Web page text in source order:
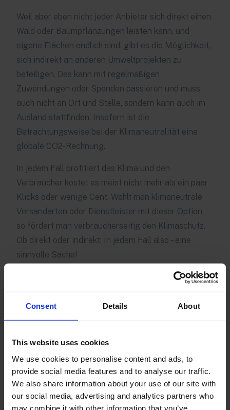
Consent Details About
This website uses cookies
We use cookies to personalise content and ads, to
provide social media features and to analyse our traffic.
We also share information about your use of our site with
our social media, advertising and analytics partners who
may combine it with other information that you’ve
Weil aber eben nicht jeder Anbieter sich direkt einen
Wald oder Baumpflanzungen leisten kann, und
eigene Flächen endlich sind, gibt es die Möglichkeit,
sich indirekt an anderen Umweltprojekten zu
beteiligen. Das kann mit regelmäßigen
Zuwendungen oder Spenden passieren und muss
auch nicht an Ort und Stelle, sondern kann auch im
Ausland stattfinden. Insofern ist die
Betrachtungsweise bei der Klimaneutralität eine
globale CO2-Rechnung.
In jedem Fall profitiert das Klima und den
Verbraucher kostet es meist nicht mehr als ein paar
Klicks oder wenige Cent. Wählt man klimaneutrale
Versandarten oder Dienstleister mit dieser Option,
so fördert man verbraucherseitig den Klimaschutz.
Ob direkt oder indirekt: In jedem Fall also – eine
sinnvolle Sache!
Die letzte Meile: Hebel für nachhaltiges
Handeln
Bei unserer Betrachtung des CO2-Ausstoßes
sogenannten letzten Meile. Damit bezeichnet man
den letzten Streckenabschnitt, den ein Produkt bis
zur Haustür des Verbrauchers zurücklegt. Mit
wachsendem Onlinehandel gewinnt diese letzte
Meile an Bedeutung.